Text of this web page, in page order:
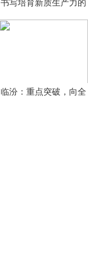
书写培育新质生产力的
生
临汾：重点突破，向全